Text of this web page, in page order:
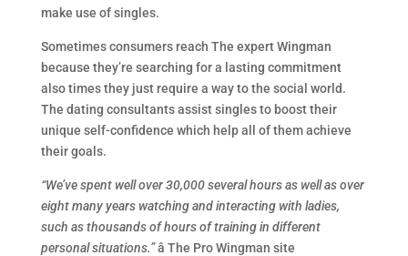
make use of singles.
Sometimes consumers reach The expert Wingman
because they’re searching for a lasting commitment
also times they just require a way to the social world.
The dating consultants assist singles to boost their
unique self-confidence which help all of them achieve
their goals.
“We’ve spent well over 30,000 several hours as well as over
eight many years watching and interacting with ladies,
such as thousands of hours of training in different
personal situations.”â The Pro Wingman site